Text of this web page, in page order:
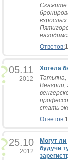
Скажите
Ответов:1
05.11
2012
Хотела
Татьяна,
Венгрии,
стать
Ответов:1
25.10
2012
Могут
будучи